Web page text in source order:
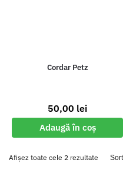
Cordar Petz
50,00 lei
Adaugă în coș
Afișez toate cele 2 rezultate